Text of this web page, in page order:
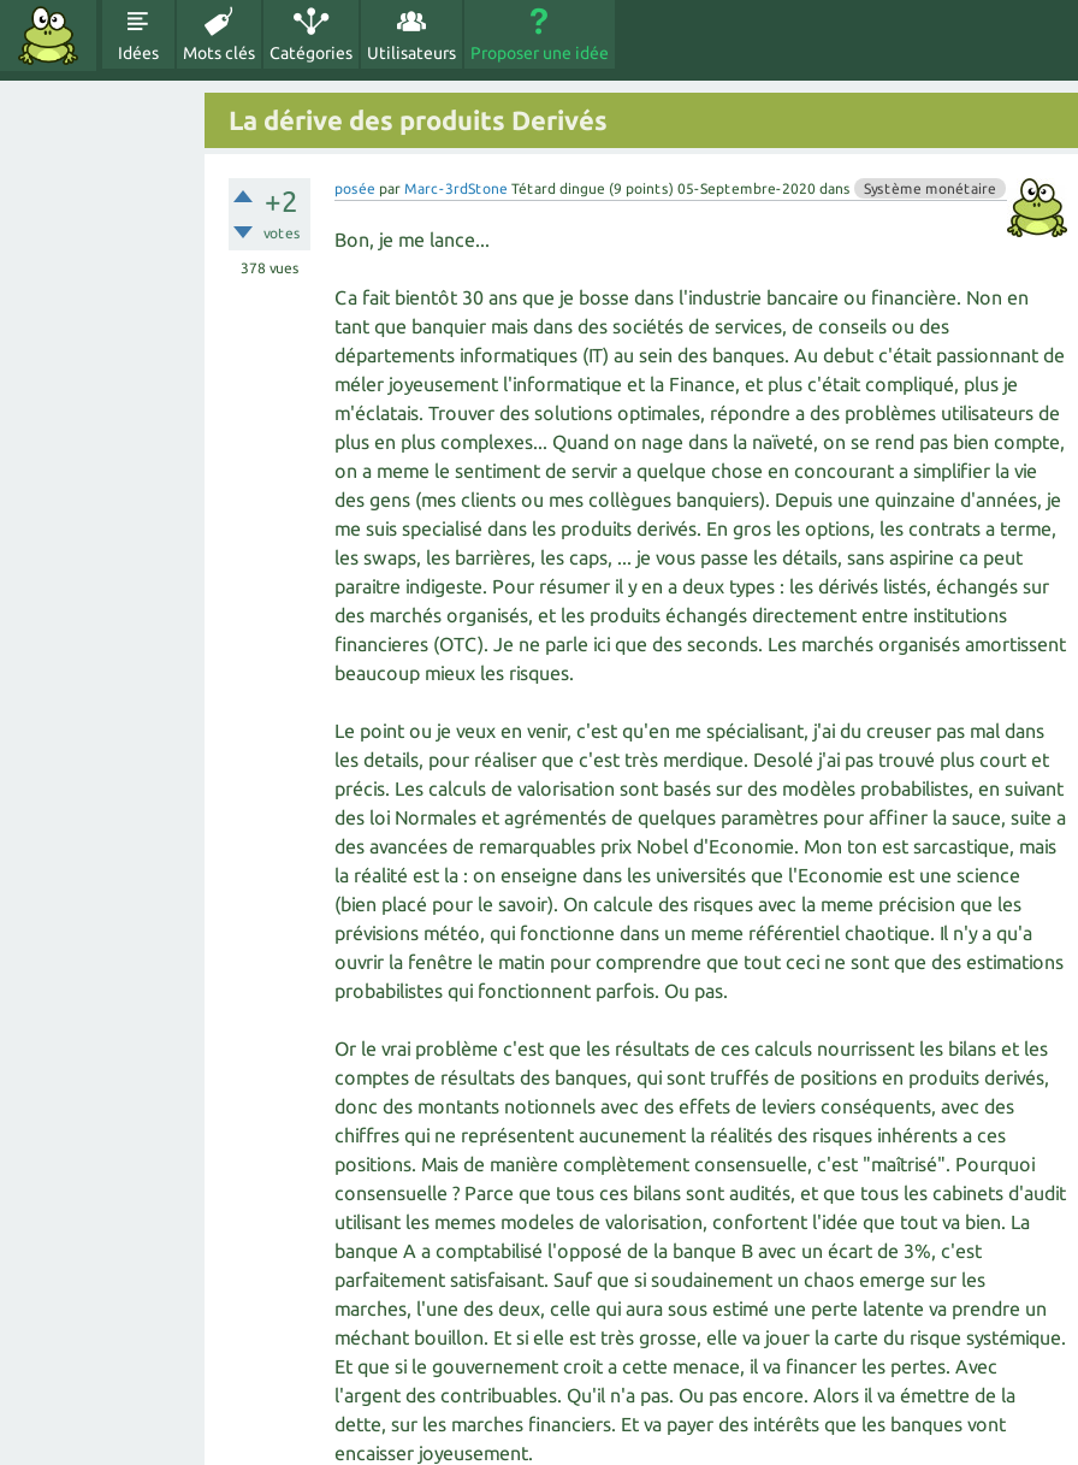
Idées Mots clés Catégories Utilisateurs Proposer une idée
La dérive des produits Derivés
+2
votes
378 vues
posée par Marc-3rdStone Tétard dingue (9 points) 05-Septembre-2020 dans Système monétaire
Bon, je me lance...
Ca fait bientôt 30 ans que je bosse dans l'industrie bancaire ou financière. Non en
tant que banquier mais dans des sociétés de services, de conseils ou des
départements informatiques (IT) au sein des banques. Au debut c'était passionnant de
méler joyeusement l'informatique et la Finance, et plus c'était compliqué, plus je
m'éclatais. Trouver des solutions optimales, répondre a des problèmes utilisateurs de
plus en plus complexes... Quand on nage dans la naïveté, on se rend pas bien compte,
on a meme le sentiment de servir a quelque chose en concourant a simplifier la vie
des gens (mes clients ou mes collègues banquiers). Depuis une quinzaine d'années, je
me suis specialisé dans les produits derivés. En gros les options, les contrats a terme,
les swaps, les barrières, les caps, ... je vous passe les détails, sans aspirine ca peut
paraitre indigeste. Pour résumer il y en a deux types : les dérivés listés, échangés sur
des marchés organisés, et les produits échangés directement entre institutions
financieres (OTC). Je ne parle ici que des seconds. Les marchés organisés amortissent
beaucoup mieux les risques.
Le point ou je veux en venir, c'est qu'en me spécialisant, j'ai du creuser pas mal dans
les details, pour réaliser que c'est très merdique. Desolé j'ai pas trouvé plus court et
précis. Les calculs de valorisation sont basés sur des modèles probabilistes, en suivant
des loi Normales et agrémentés de quelques paramètres pour affiner la sauce, suite a
des avancées de remarquables prix Nobel d'Economie. Mon ton est sarcastique, mais
la réalité est la : on enseigne dans les universités que l'Economie est une science
(bien placé pour le savoir). On calcule des risques avec la meme précision que les
prévisions météo, qui fonctionne dans un meme référentiel chaotique. Il n'y a qu'a
ouvrir la fenêtre le matin pour comprendre que tout ceci ne sont que des estimations
probabilistes qui fonctionnent parfois. Ou pas.
Or le vrai problème c'est que les résultats de ces calculs nourrissent les bilans et les
comptes de résultats des banques, qui sont truffés de positions en produits derivés,
donc des montants notionnels avec des effets de leviers conséquents, avec des
chiffres qui ne représentent aucunement la réalités des risques inhérents a ces
positions. Mais de manière complètement consensuelle, c'est "maîtrisé". Pourquoi
consensuelle ? Parce que tous ces bilans sont audités, et que tous les cabinets d'audit
utilisant les memes modeles de valorisation, confortent l'idée que tout va bien. La
banque A a comptabilisé l'opposé de la banque B avec un écart de 3%, c'est
parfaitement satisfaisant. Sauf que si soudainement un chaos emerge sur les
marches, l'une des deux, celle qui aura sous estimé une perte latente va prendre un
méchant bouillon. Et si elle est très grosse, elle va jouer la carte du risque systémique.
Et que si le gouvernement croit a cette menace, il va financer les pertes. Avec
l'argent des contribuables. Qu'il n'a pas. Ou pas encore. Alors il va émettre de la
dette, sur les marches financiers. Et va payer des intérêts que les banques vont
encaisser joyeusement.